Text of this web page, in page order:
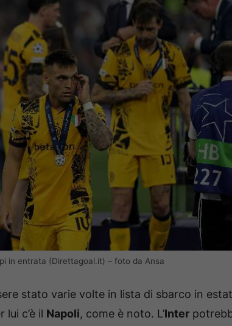
in entrata (Direttagoal.it) – foto da Ansa
stato varie volte in lista di sbarco in
c’è il Napoli, come è noto. L’Inter